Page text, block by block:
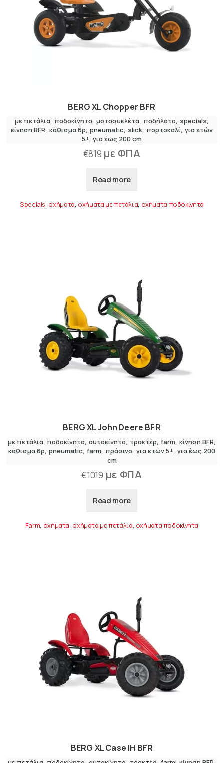
BERG XL Chopper BFR
με πετάλια, ποδοκίνητο μοτοσυκλέτα, ποδήλατο specials
κίνηση BFR κάθισμα 6ρ pneumatic slick πορτοκαλί για ετών
5+ για έως 200 cm
€819 με ΦΠΑ
Read more
Specials, οχήματα, οχήματα με πετάλια, οχήματα ποδοκίνητα
BERG XL John Deere BFR
με πετάλια, ποδοκίνητο αυτοκίνητο, τρακτέρ farm κίνηση BFR
κάθισμα 6ρ pneumatic farm πράσινο για ετών 5+ για έως 200
cm
€1019 με ΦΠΑ
Read more
Farm, οχήματα, οχήματα με πετάλια, οχήματα ποδοκίνητα
BERG XL Case IH BFR